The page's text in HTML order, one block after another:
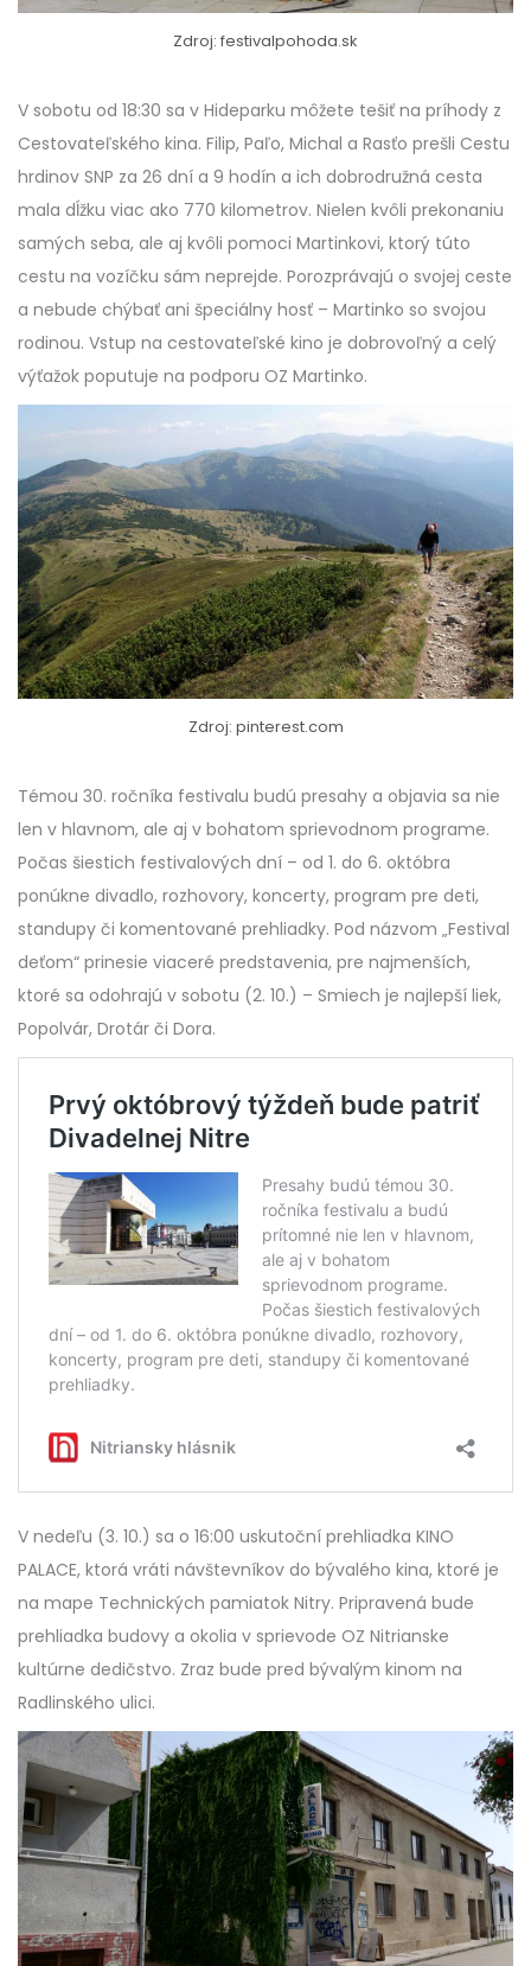
Zdroj: festivalpohoda.sk
V sobotu od 18:30 sa v Hideparku môžete tešiť na príhody z
Cestovateľského kina. Filip, Paľo, Michal a Rasťo prešli Cestu
hrdinov SNP za 26 dní a 9 hodín a ich dobrodružná cesta
mala dĺžku viac ako 770 kilometrov. Nielen kvôli prekonaniu
samých seba, ale aj kvôli pomoci Martinkovi, ktorý túto
cestu na vozíčku sám neprejde. Porozprávajú o svojej ceste
a nebude chýbať ani špeciálny hosť – Martinko so svojou
rodinou. Vstup na cestovateľské kino je dobrovoľný a celý
výťažok poputuje na podporu OZ Martinko.
Zdroj: pinterest.com
Témou 30. ročníka festivalu budú presahy a objavia sa nie
len v hlavnom, ale aj v bohatom sprievodnom programe.
Počas šiestich festivalových dní – od 1. do 6. októbra
ponúkne divadlo, rozhovory, koncerty, program pre deti,
standupy či komentované prehliadky. Pod názvom „Festival
deťom“ prinesie viaceré predstavenia, pre najmenších,
ktoré sa odohrajú v sobotu (2. 10.) – Smiech je najlepší liek,
Popolvár, Drotár či Dora.
V nedeľu (3. 10.) sa o 16:00 uskutoční prehliadka KINO
PALACE, ktorá vráti návštevníkov do bývalého kina, ktoré je
na mape Technických pamiatok Nitry. Pripravená bude
prehliadka budovy a okolia v sprievode OZ Nitrianske
kultúrne dedičstvo. Zraz bude pred bývalým kinom na
Radlinského ulici.